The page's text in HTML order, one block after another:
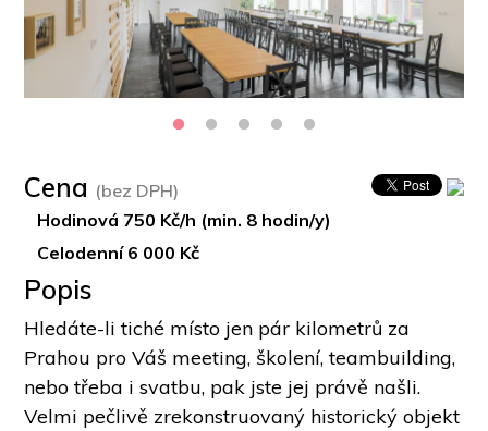
Cena (bez DPH)
Hodinová 750 Kč/h (min. 8 hodin/y)
Celodenní 6 000 Kč
Popis
Hledáte-li tiché místo jen pár kilometrů za
Prahou pro Váš meeting, školení, teambuilding,
nebo třeba i svatbu, pak jste jej právě našli.
Velmi pečlivě zrekonstruovaný historický objekt